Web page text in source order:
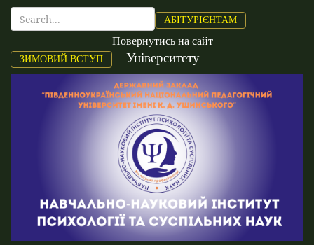
АБІТУРІЄНТАМ
ЗИМОВИЙ ВСТУП
Повернутись на сайт
Університету